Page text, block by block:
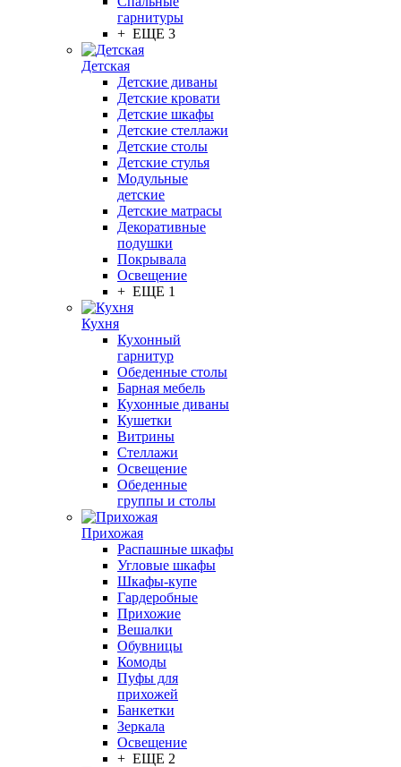
гарнитуры
+ ЕЩЕ 3
Детская
Детские диваны
Детские кровати
Детские шкафы
Детские стеллажи
Детские столы
Детские стулья
Модульные
детские
Детские матрасы
Декоративные
подушки
Покрывала
Освещение
+ ЕЩЕ 1
Кухня
Кухонный
гарнитур
Обеденные столы
Барная мебель
Кухонные диваны
Кушетки
Витрины
Стеллажи
Освещение
Обеденные
группы и столы
Прихожая
Распашные шкафы
Угловые шкафы
Шкафы-купе
Гардеробные
Прихожие
Вешалки
Обувницы
Комоды
Пуфы для
прихожей
Банкетки
Зеркала
Освещение
+ ЕЩЕ 2